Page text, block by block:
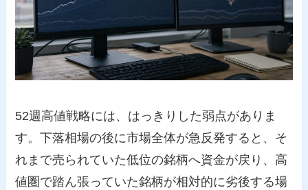
52週高値戦略には、はっきりした弱点がありま
す。下落相場の後に市場全体が急反発すると、そ
れまで売られていた低位の銘柄へ資金が戻り、高
値圏で踏ん張っていた銘柄が相対的に劣後する場